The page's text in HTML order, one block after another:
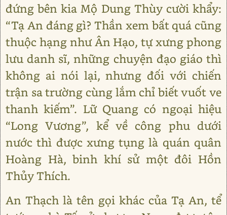
đứng bên kia Mộ Dung Thùy cười khẩy:
“Tạ An đáng gì? Thần xem bất quá cũng
thuộc hạng như Ân Hạo, tự xưng phong
lưu danh sĩ, những chuyện đạo giáo thì
không ai nói lại, nhưng đối với chiến
trận sa trường cùng lắm chỉ biết vuốt ve
thanh kiếm”. Lữ Quang có ngoại hiệu
“Long Vương”, kể về công phu dưới
nước thì được xưng tụng là quán quân
Hoàng Hà, binh khí sử một đôi Hồn
Thủy Thích.
An Thạch là tên gọi khác của Tạ An, tể